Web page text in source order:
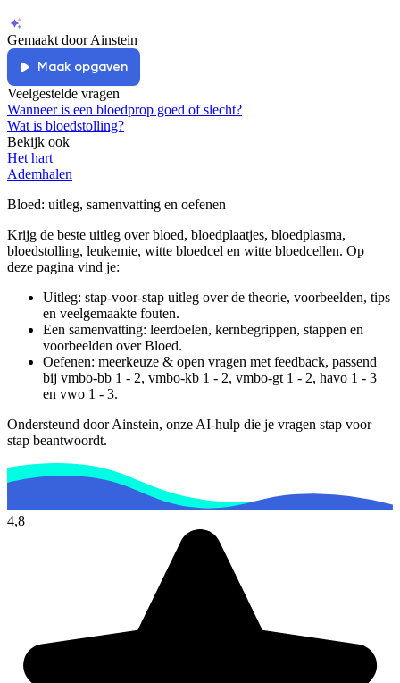
Gemaakt door Ainstein
Maak opgaven
Veelgestelde vragen
Wanneer is een bloedprop goed of slecht?
Wat is bloedstolling?
Bekijk ook
Het hart
Ademhalen
Bloed: uitleg, samenvatting en oefenen
Krijg de beste uitleg over bloed, bloedplaatjes, bloedplasma,
bloedstolling, leukemie, witte bloedcel en witte bloedcellen. Op
deze pagina vind je:
Uitleg: stap-voor-stap uitleg over de theorie, voorbeelden, tips
en veelgemaakte fouten.
Een samenvatting: leerdoelen, kernbegrippen, stappen en
voorbeelden overBloed.
Oefenen: meerkeuze & open vragen met feedback, passend
bij vmbo-bb 1 - 2, vmbo-kb 1 - 2, vmbo-gt 1 - 2, havo 1 - 3
en vwo 1 - 3.
Ondersteund door Ainstein, onze AI-hulp die je vragen stap voor
stap beantwoordt.
4,8